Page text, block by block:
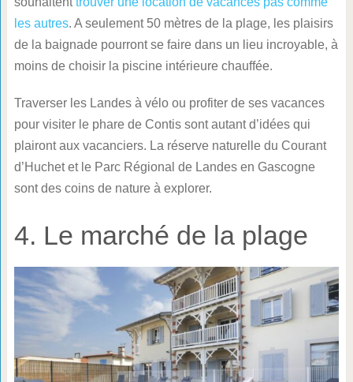
les autres. A seulement 50 mètres de la plage, les plaisirs
de la baignade pourront se faire dans un lieu incroyable, à
moins de choisir la piscine intérieure chauffée.
Traverser les Landes à vélo ou profiter de ses vacances
pour visiter le phare de Contis sont autant d’idées qui
plairont aux vacanciers. La réserve naturelle du Courant
d’Huchet et le Parc Régional de Landes en Gascogne
sont des coins de nature à explorer.
4. Le marché de la plage